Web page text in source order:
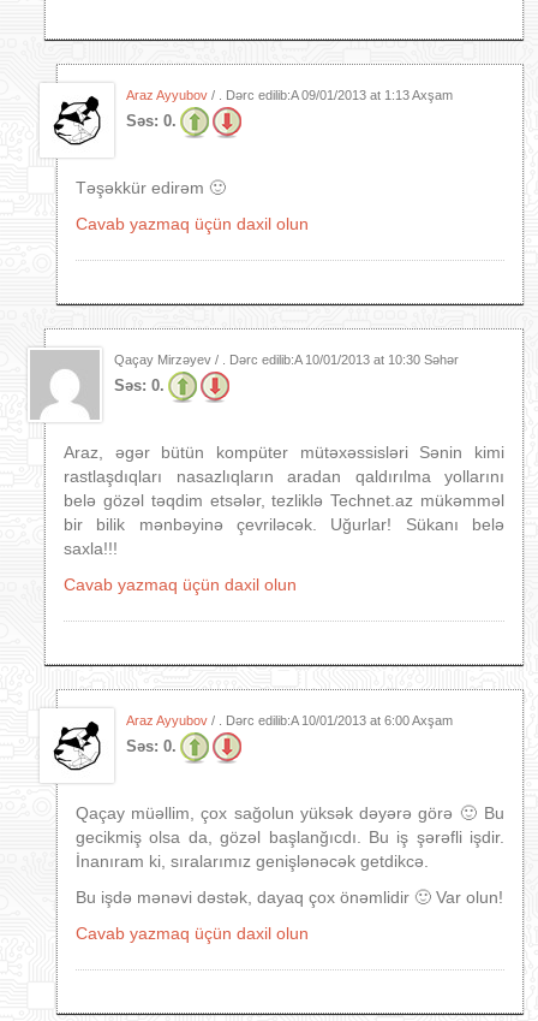
Araz Ayyubov / . Dərc edilib:A09/01/2013 at 1:13 Axşam
Səs: 0.
Təşəkkür edirəm 🙂
Cavab yazmaq üçün daxil olun
Qaçay Mirzəyev / . Dərc edilib:A 10/01/2013 at 10:30 Səhər
Səs: 0.
Araz, əgər bütün kompüter mütəxəssisləri Sənin kimi
rastlaşdıqları nasazlıqların aradan qaldırılma yollarını
belə gözəl təqdim etsələr, tezliklə Technet.az mükəmməl
bir bilik mənbəyinə çevriləcək. Uğurlar! Sükanı belə
saxla!!!
Cavab yazmaq üçün daxil olun
Araz Ayyubov / . Dərc edilib:A 10/01/2013 at 6:00 Axşam
Səs: 0.
Qaçay müəllim, çox sağolun yüksək dəyərə görə 🙂 Bu
gecikmiş olsa da, gözəl başlanğıcdı. Bu iş şərəfli işdir.
İnanıram ki, sıralarımız genişlənəcək getdikcə.
Bu işdə mənəvi dəstək, dayaq çox önəmlidir 🙂 Var olun!
Cavab yazmaq üçün daxil olun